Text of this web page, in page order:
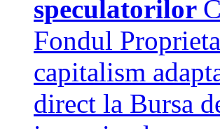
speculatorilor
Fondul
capitalism
direct la Bursa